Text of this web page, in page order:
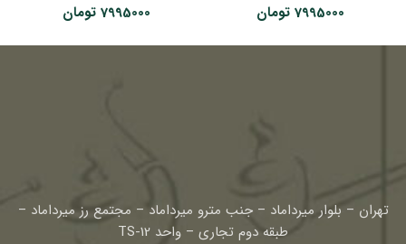
7995000 تومان
7995000 تومان
تهران – بلوار میرداماد – جنب مترو میرداماد – مجتمع رز میرداماد –
طبقه دوم تجاری – واحد TS-12